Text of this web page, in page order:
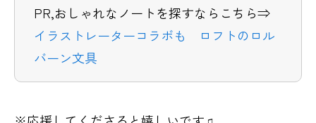
PR,おしゃれなノートを探すならこちら⇒
イラストレーターコラボも ロフトのロル
バーン文具